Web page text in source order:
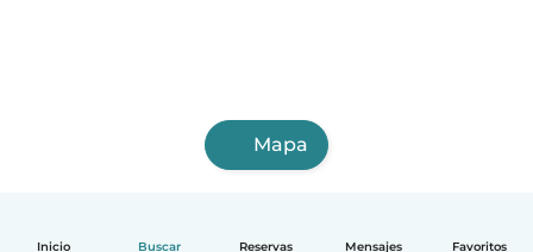
Inicio Buscar Reservas Mensajes Favoritos
Mapa